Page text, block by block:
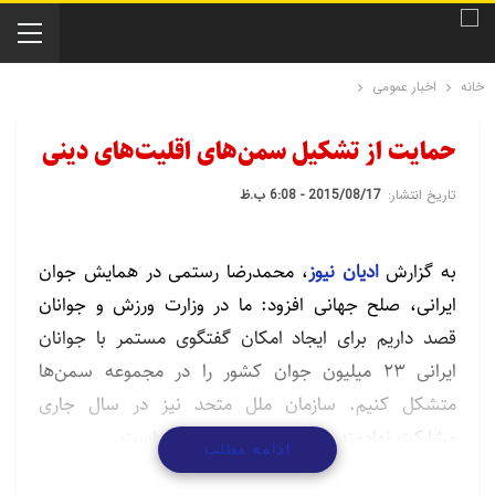
خانه اخبار عمومی
حمایت از تشکیل سمن‌های اقلیت‌های دینی
تاریخ انتشار: 2015/08/17 - 6:08 ب.ظ
به گزارش ادیان نیوز، محمدرضا رستمی در همایش جوان
ایرانی، صلح جهانی افزود: ما در وزارت ورزش و جوانان
قصد داریم برای ایجاد امکان گفتگوی مستمر با جوانان
ایرانی 23 میلیون جوان کشور را در مجموعه سمن‌ها
متشکل کنیم. سازمان ملل متحد نیز در سال جاری
مشارکت نهادمند جوانان را محور قرار داده است.
وی در بخش دیگری از صحبت‌های خود گفت: ایرانیان
ادامه مطلب